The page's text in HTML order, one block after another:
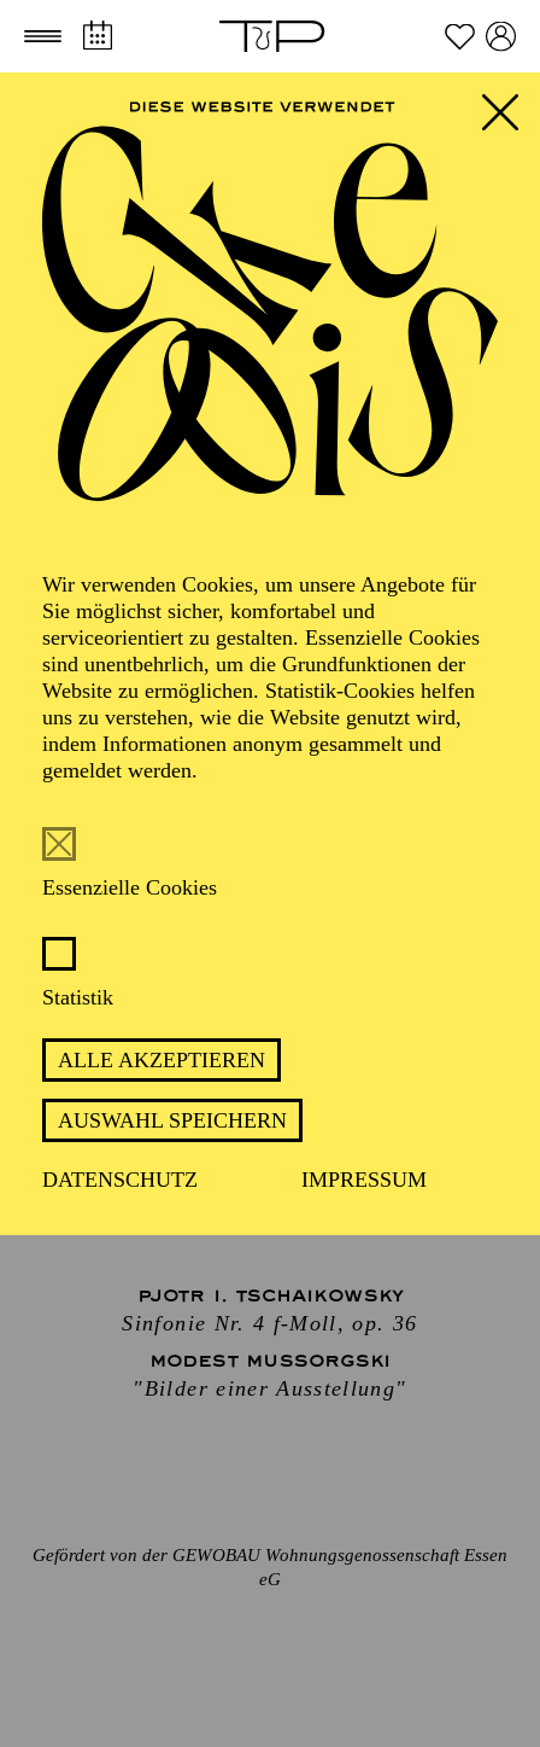
Zum Hauptinhalt springen Zum Footer springen
Wir verwenden Cookies, um unsere Angebote für
Sie möglichst sicher, komfortabel und
serviceorientiert zu gestalten. Essenzielle Cookies
sind unentbehrlich, um die Grundfunktionen der
Website zu ermöglichen. Statistik-Cookies helfen
uns zu verstehen, wie die Website genutzt wird,
indem Informationen anonym gesammelt und
gemeldet werden.
Essenzielle Cookies
Statistik
ALLE AKZEPTIEREN
AUSWAHL SPEICHERN
DATENSCHUTZ IMPRESSUM
ESSENER
PHILHARMONIKER
Open Air im
Gruga­park
Veranstalter: Eine Kooperation der Essener
Philharmoniker mit dem Grugapark Essen
ESSENER PHILHARMONIKER
Dirigent
WOLFRAM-MARIA MÄRTIG
Moderation
PJOTR I. TSCHAIKOWSKY
Sinfonie Nr. 4 f-Moll, op. 36
MODEST MUSSORGSKI
"Bilder einer Ausstellung"
Gefördert von der GEWOBAU Wohnungsgenossenschaft Essen
eG